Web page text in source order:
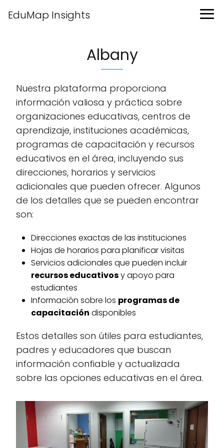
EduMap Insights
Albany
Nuestra plataforma proporciona
información valiosa y práctica sobre
organizaciones educativas, centros de
aprendizaje, instituciones académicas,
programas de capacitación y recursos
educativos en el área, incluyendo sus
direcciones, horarios y servicios
adicionales que pueden ofrecer. Algunos
de los detalles que se pueden encontrar
son:
Direcciones exactas de las instituciones
Hojas de horarios para planificar visitas
Servicios adicionales que pueden incluir
recursos educativosy apoyo para
estudiantes
Información sobre los programas de
capacitación disponibles
Estos detalles son útiles para estudiantes,
padres y educadores que buscan
información confiable y actualizada
sobre las opciones educativas en el área.